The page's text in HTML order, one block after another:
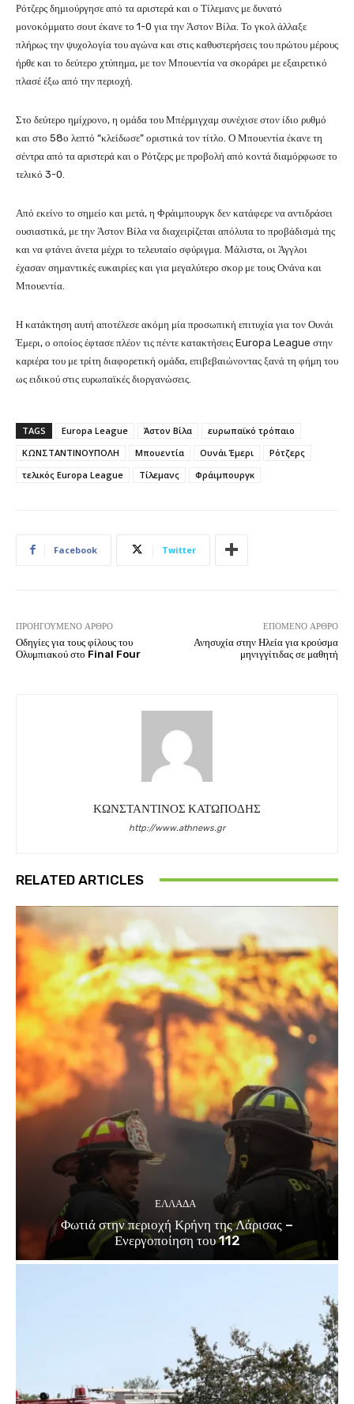
Ρότζερς δημιούργησε από τα αριστερά και ο Τίλεμανς με δυνατό
μονοκόμματο σουτ έκανε το 1-0 για την Άστον Βίλα. Το γκολ άλλαξε
πλήρως την ψυχολογία του αγώνα και στις καθυστερήσεις του πρώτου μέρους
ήρθε και το δεύτερο χτύπημα, με τον Μπουεντία να σκοράρει με εξαιρετικό
πλασέ έξω από την περιοχή.
Στο δεύτερο ημίχρονο, η ομάδα του Μπέρμιγχαμ συνέχισε στον ίδιο ρυθμό
και στο 58ο λεπτό “κλείδωσε” οριστικά τον τίτλο. Ο Μπουεντία έκανε τη
σέντρα από τα αριστερά και ο Ρότζερς με προβολή από κοντά διαμόρφωσε το
τελικό 3-0.
Από εκείνο το σημείο και μετά, η Φράιμπουργκ δεν κατάφερε να αντιδράσει
ουσιαστικά, με την Άστον Βίλα να διαχειρίζεται απόλυτα το προβάδισμά της
και να φτάνει άνετα μέχρι το τελευταίο σφύριγμα. Μάλιστα, οι Άγγλοι
έχασαν σημαντικές ευκαιρίες και για μεγαλύτερο σκορ με τους Ονάνα και
Μπουεντία.
Η κατάκτηση αυτή αποτέλεσε ακόμη μία προσωπική επιτυχία για τον Ουνάι
Έμερι, ο οποίος έφτασε πλέον τις πέντε κατακτήσεις Europa League στην
καριέρα του με τρίτη διαφορετική ομάδα, επιβεβαιώνοντας ξανά τη φήμη του
ως ειδικού στις ευρωπαϊκές διοργανώσεις.
TAGS Europa League Άστον Βίλα
ευρωπαϊκό τρόπαιο
ΚΩΝΣΤΑΝΤΙΝΟΥΠΟΛΗ
Μπουεντία Ουνάι Έμερι
Ρότζερς
τελικός Europa League
Τίλεμανς Φράιμπουργκ
Facebook Twitter
ΠΡΟΗΓΟΎΜΕΝΟ ΆΡΘΡΟ
Οδηγίες για τους φίλους του
Ολυμπιακού στο Final Four
ΕΠΌΜΕΝΟ ΆΡΘΡΟ
Ανησυχία στην Ηλεία για κρούσμα
μηνιγγίτιδας σε μαθητή
ΚΩΝΣΤΑΝΤΙΝΟΣ ΚΑΤΩΠΟΔΗΣ
http://www.athnews.gr
RELATED ARTICLES
ΕΛΛΑΔΑ
Φωτιά στην περιοχή Κρήνη της Λάρισας –
Ενεργοποίηση του 112